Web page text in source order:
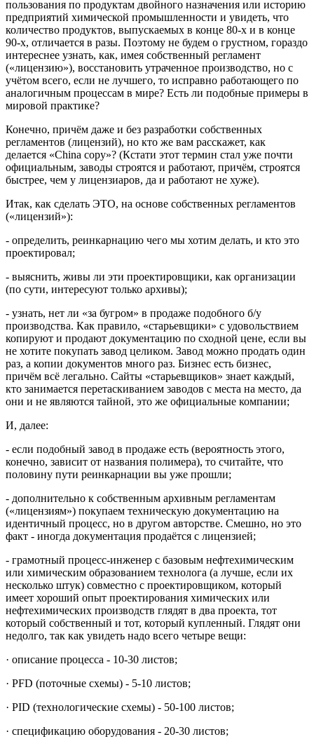
пользования по продуктам двойного назначения или историю
предприятий химической промышленности и увидеть, что
количество продуктов, выпускаемых в конце 80-х и в конце
90-х, отличается в разы. Поэтому не будем о грустном, гораздо
интереснее узнать, как, имея собственный регламент
(«лицензию»), восстановить утраченное производство, но с
учётом всего, если не лучшего, то исправно работающего по
аналогичным процессам в мире? Есть ли подобные примеры в
мировой практике?
Конечно, причём даже и без разработки собственных
регламентов (лицензий), но кто же вам расскажет, как
делается «China copy»? (Кстати этот термин стал уже почти
официальным, заводы строятся и работают, причём, строятся
быстрее, чем у лицензиаров, да и работают не хуже).
Итак, как сделать ЭТО, на основе собственных регламентов
(«лицензий»):
- определить, реинкарнацию чего мы хотим делать, и кто это
проектировал;
- выяснить, живы ли эти проектировщики, как организации
(по сути, интересуют только архивы);
- узнать, нет ли «за бугром» в продаже подобного б/у
производства. Как правило, «старьевщики» с удовольствием
копируют и продают документацию по сходной цене, если вы
не хотите покупать завод целиком. Завод можно продать один
раз, а копии документов много раз. Бизнес есть бизнес,
причём всё легально. Сайты «старьевщиков» знает каждый,
кто занимается перетаскиванием заводов с места на место, да
они и не являются тайной, это же официальные компании;
И, далее:
- если подобный завод в продаже есть (вероятность этого,
конечно, зависит от названия полимера), то считайте, что
половину пути реинкарнации вы уже прошли;
- дополнительно к собственным архивным регламентам
(«лицензиям») покупаем техническую документацию на
идентичный процесс, но в другом авторстве. Смешно, но это
факт - иногда документация продаётся с лицензией;
- грамотный процесс-инженер с базовым нефтехимическим
или химическим образованием технолога (а лучше, если их
несколько штук) совместно с проектировщиком, который
имеет хороший опыт проектирования химических или
нефтехимических производств глядят в два проекта, тот
который собственный и тот, который купленный. Глядят они
недолго, так как увидеть надо всего четыре вещи:
· описание процесса - 10-30 листов;
· PFD (поточные схемы) - 5-10 листов;
· PID (технологические схемы) - 50-100 листов;
· спецификацию оборудования - 20-30 листов;